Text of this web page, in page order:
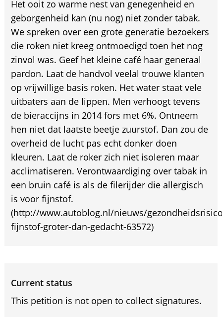
Het ooit zo warme nest van genegenheid en
geborgenheid kan (nu nog) niet zonder tabak.
We spreken over een grote generatie bezoekers
die roken niet kreeg ontmoedigd toen het nog
zinvol was. Geef het kleine café haar generaal
pardon. Laat de handvol veelal trouwe klanten
op vrijwillige basis roken. Het water staat vele
uitbaters aan de lippen. Men verhoogt tevens
de bieraccijns in 2014 fors met 6%. Ontneem
hen niet dat laatste beetje zuurstof. Dan zou de
overheid de lucht pas echt donker doen
kleuren. Laat de roker zich niet isoleren maar
acclimatiseren. Verontwaardiging over tabak in
een bruin café is als de filerijder die allergisch
is voor fijnstof.
(http://www.autoblog.nl/nieuws/
fijnstof-groter-dan-gedacht-63572)
Current status
This petition is not open to collect signatures.